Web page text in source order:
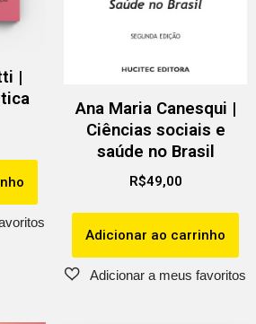
|
Ana Maria Canesqui |
Ciências sociais e
saúde no Brasil
R$49,00
Adicionar ao carrinho